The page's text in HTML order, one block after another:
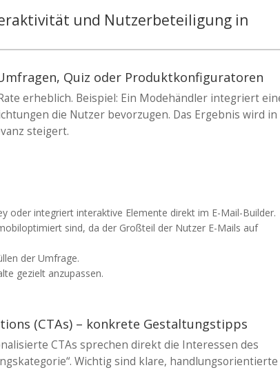
und Nutzerbeteiligung in
Quiz oder Produktkonfiguratoren
erheblich. Beispiel: Ein Modehändler integriert
die Nutzer bevorzugen. Das Ergebnis wird
steigert.
oder integriert interaktive Elemente direkt im E-Mail-Builder.
sind, da der Großteil der Nutzer E-Mails auf
der Umfrage.
gezielt anzupassen.
(CTAs) – konkrete Gestaltungstipps
CTAs sprechen direkt die Interessen des
Wichtig sind klare, handlungsorientierte